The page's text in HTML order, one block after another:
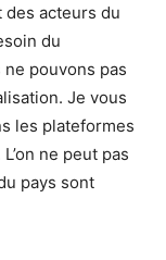
des acteurs du
du
pouvons pas
Je vous
les plateformes
ne peut pas
pays sont